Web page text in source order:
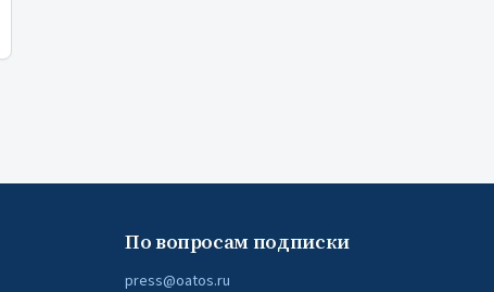
По вопросам подписки
press@oatos.ru